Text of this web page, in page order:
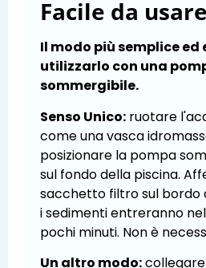
Facile da usare
Il modo più semplice ed
utilizzarlo con una
sommergibile.
Senso Unico: ruotare
come una vasca
posizionare la pompa
sul fondo della piscina.
sacchetto filtro sul bordo
i sedimenti entreranno
pochi minuti. Non è
Un altro modo: